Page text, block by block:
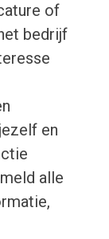
of
bedrijf
en
alle